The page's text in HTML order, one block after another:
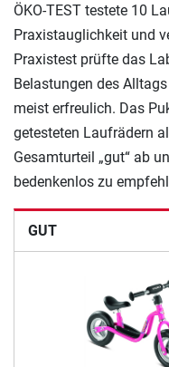
ÖKO-TEST testete 10
Praxistauglichkeit und
Praxistest prüfte das
Belastungen des
meist erfreulich. Das
getesteten Laufrädern
Gesamturteil „gut“ ab
bedenkenlos zu
GUT